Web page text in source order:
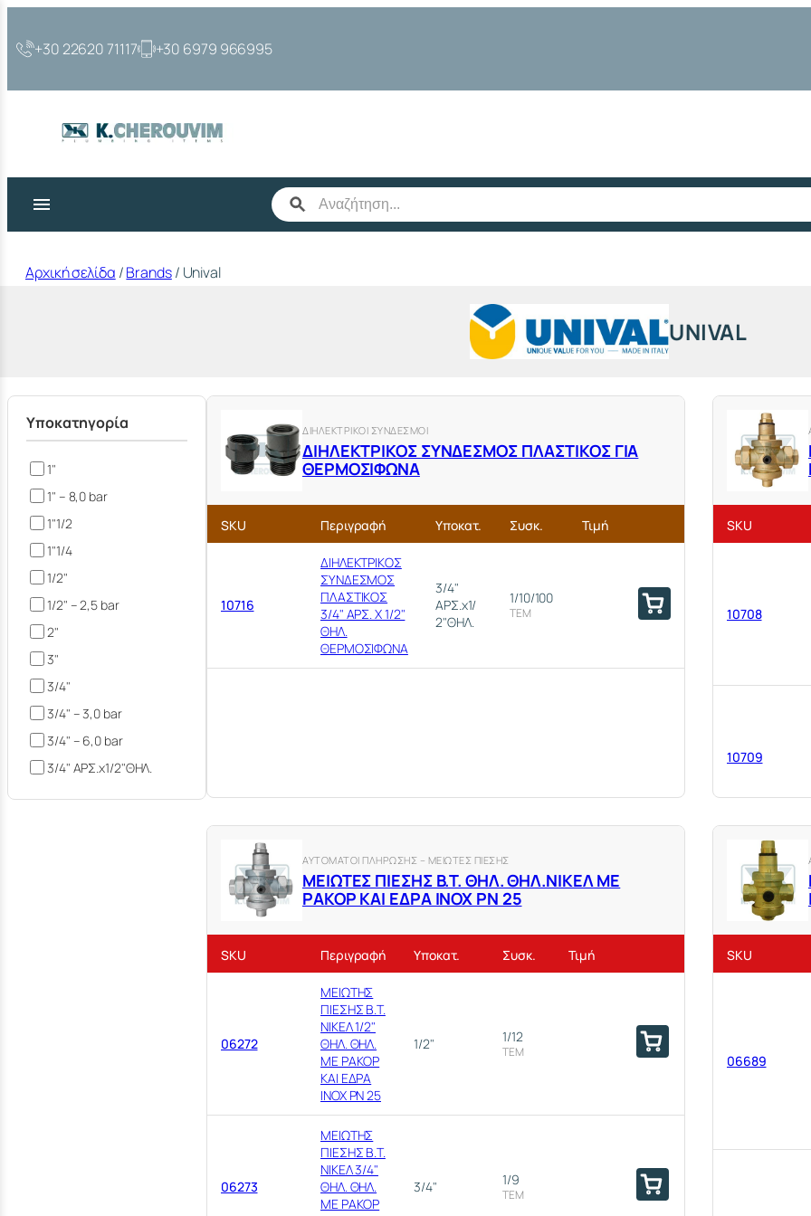
στο
περιεχόμενο
+30 22620 71117 +30 6979 966995
Αρχική σελίδα /Brands/ Unival
UNIVAL
Υποκατηγορία
1"
1" – 8,0 bar
1"1/2
1"1/4
1/2"
1/2" – 2,5 bar
2"
3"
3/4"
3/4" – 3,0 bar
3/4" – 6,0 bar
3/4" ΑΡΣ.x1/2"ΘΗΛ.
ΔΙΗΛΕΚΤΡΙΚΟΙ ΣΥΝΔΕΣΜΟΙ
ΔΙΗΛΕΚΤΡΙΚΟΣ ΣΥΝΔΕΣΜΟΣ ΠΛΑΣΤΙΚΟΣ ΓΙΑ
ΘΕΡΜΟΣΙΦΩΝΑ
SKU Περιγραφή Υποκατ. Συσκ. Τιμή
10716
ΔΙΗΛΕΚΤΡΙΚΟΣ
ΣΥΝΔΕΣΜΟΣ
ΠΛΑΣΤΙΚΟΣ
3/4" ΑΡΣ. Χ 1/2"
ΘΗΛ.
ΘΕΡΜΟΣΙΦΩΝΑ
3/4"
ΑΡΣ.x1/
2"ΘΗΛ.
1/10/100
ΤΕΜ
SKU
10708
10709
10710
ΑΥΤΟΜΑΤΟΙ ΠΛΗΡΩΣΗΣ – ΜΕΙΩΤΕΣ ΠΙΕΣΗΣ
ΜΕΙΩΤΕΣ ΠΙΕΣΗΣ Β.Τ. ΘΗΛ. ΘΗΛ.ΝΙΚΕΛ ΜΕ
ΡΑΚΟΡ ΚΑΙ ΕΔΡΑ ΙΝΟΧ ΡΝ 25
SKU Περιγραφή Υποκατ. Συσκ. Τιμή
06272
ΜΕΙΩΤΗΣ
ΠΙΕΣΗΣ Β.Τ.
ΝΙΚΕΛ 1/2"
ΘΗΛ. ΘΗΛ.
ΜΕ ΡΑΚΟΡ
ΚΑΙ ΕΔΡΑ
ΙΝΟΧ PN 25
1/2" 1/12
ΤΕΜ
06273
ΜΕΙΩΤΗΣ
ΠΙΕΣΗΣ Β.Τ.
ΝΙΚΕΛ 3/4"
ΘΗΛ. ΘΗΛ.
ΜΕ ΡΑΚΟΡ
3/4" 1/9
ΤΕΜ
SKU
06689